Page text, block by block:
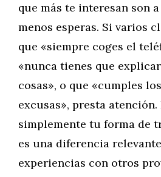
que más te interesan son
menos esperas. Si varios
que «siempre coges el
«nunca tienes que
cosas», o que «cumples
excusas», presta
simplemente tu forma de
es una diferencia
experiencias con otros